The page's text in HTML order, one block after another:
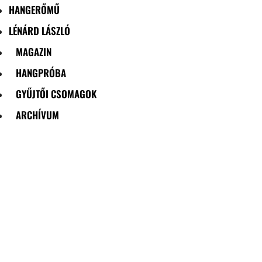
HANGERŐMŰ
LÉNÁRD LÁSZLÓ
MAGAZIN
HANGPRÓBA
GYŰJTŐI CSOMAGOK
ARCHÍVUM